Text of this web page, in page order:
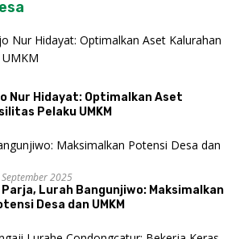
Nur Hidayat: Optimalkan Aset
Pelaku UMKM
September 2025
Parja, Lurah Bangunjiwo: Maksimalkan
Desa dan UMKM